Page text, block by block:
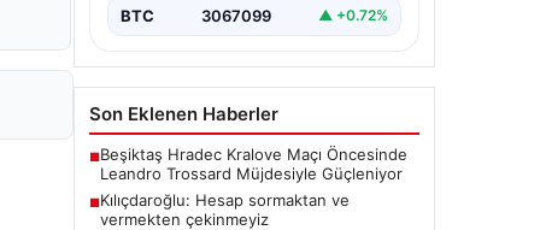
BTC 3067099 ▲ +0.72%
Son Eklenen Haberler
■Beşiktaş Hradec Kralove Maçı Öncesinde
Leandro Trossard Müjdesiyle Güçleniyor
■Kılıçdaroğlu: Hesap sormaktan ve
vermekten çekinmeyiz